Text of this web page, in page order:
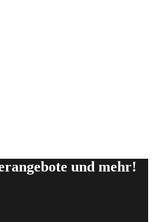
und mehr!